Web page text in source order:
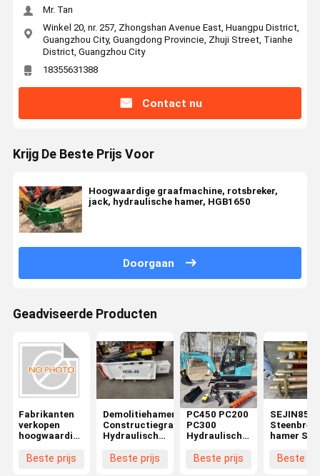
Mr. Tan
Winkel 20, nr. 257, Zhongshan Avenue East, Huangpu District,
Guangzhou City, Guangdong Provincie, Zhuji Street, Tianhe
District, Guangzhou City
18355631388
Contact nu
Krijg De Beste Prijs Voor
Hoogwaardige graafmachine, rotsbreker,
jack, hydraulische hamer, HGB1650
Doorgaan
Geadviseerde Producten
Fabrikanten
verkopen
hoogwaardige
breekmachine
Beste prijs
Demolitiehamer
Constructiegraver
Hydraulische
HGB-68
Beste prijs
PC450 PC200
PC300
Hydraulische
20T 30T 40T
Beste prijs
SEJIN850
hamer
Beste